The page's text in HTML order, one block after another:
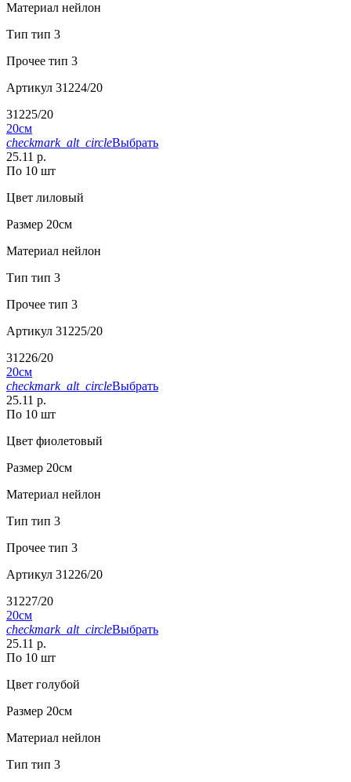
Материал нейлон
Тип тип 3
Прочее тип 3
Артикул 31224/20
31225/20
20см
checkmark_alt_circleВыбрать
25.11 р.
По 10 шт
Цвет лиловый
Размер 20см
Материал нейлон
Тип тип 3
Прочее тип 3
Артикул 31225/20
31226/20
20см
checkmark_alt_circleВыбрать
25.11 р.
По 10 шт
Цвет фиолетовый
Размер 20см
Материал нейлон
Тип тип 3
Прочее тип 3
Артикул 31226/20
31227/20
20см
checkmark_alt_circleВыбрать
25.11 р.
По 10 шт
Цвет голубой
Размер 20см
Материал нейлон
Тип тип 3